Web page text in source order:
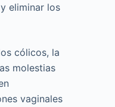
eliminar los
cólicos, la
molestias
vaginales